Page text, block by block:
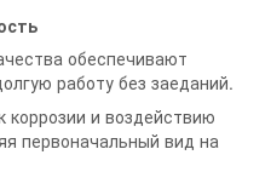
обеспечивают
работу без заеданий.
и воздействию
первоначальный вид на